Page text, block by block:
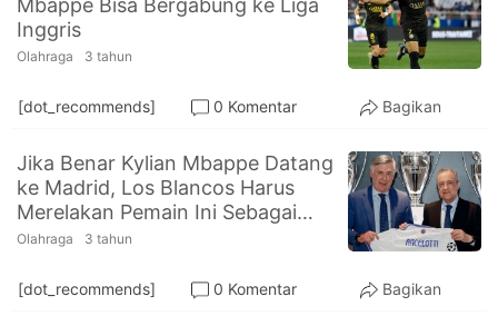
PT.
Balqis
Cyber
Media
Mbappe Bisa Bergabung ke Liga
Inggris
Olahraga 3 tahun
[dot_recommends] 0 Komentar Bagikan
Jika Benar Kylian Mbappe Datang
ke Madrid, Los Blancos Harus
Merelakan Pemain Ini Sebagai
Penggantinya
Olahraga 3 tahun
[dot_recommends] 0 Komentar Bagikan